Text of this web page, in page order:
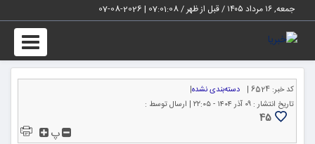
جمعه, ۱۶ مرداد ۱۴۰۵ / قبل از ظهر / 07:01:09
|
2026-08-07
کد خبر: 6524 | دسته‌بندی نشده|
تاریخ انتشار : ۰۹ آذر ۱۴۰۴ - ۲۲:۰۵ | ارسال توسط :
45
پ